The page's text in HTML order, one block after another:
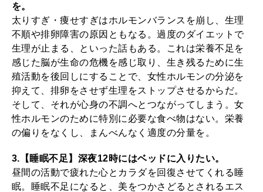
を。
太りすぎ・痩せすぎはホルモンバランスを崩し、生理
不順や排卵障害の原因ともなる。過度のダイエットで
生理が止まる、といった話もある。これは栄養不足を
感じた脳が生命の危機を感じ取り、生き残るために生
殖活動を後回しにすることで、女性ホルモンの分泌を
抑えて、排卵をさせず生理をストップさせるからだ。
そして、それが心身の不調へとつながってしまう。女
性ホルモンのために特別に必要な食べ物はない。栄養
の偏りをなくし、まんべんなく適度の分量を。
3.【睡眠不足】深夜12時にはベッドに入りたい。
昼間の活動で疲れた心とカラダを回復させてくれる睡
眠。睡眠不足になると、美をつかさどるとされるエス